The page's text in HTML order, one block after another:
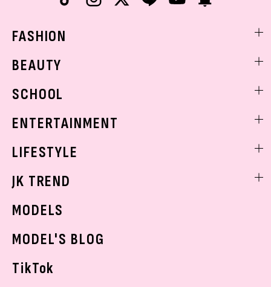
FASHION
着回し
BEAUTY
ベストコスメ
ボディケア
SCHOOL
学校ヘアメイク
ENTERTAINMENT
K-POP
LIFESTYLE
モデルの購入品
JK TREND
MODELS
MODEL'S BLOG
TikTok